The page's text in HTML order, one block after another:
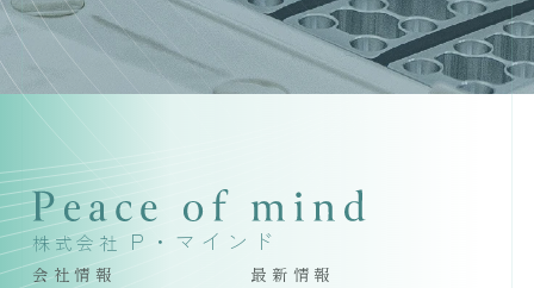
株式会社 P・マインド
会社情報
最新情報